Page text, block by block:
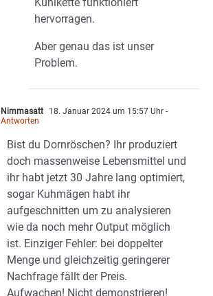
hervorragen.
Aber genau das ist unser
Problem.
Nimmasatt 18. Januar 2024 um 15:57 Uhr -
Antworten
Bist du Dornröschen? Ihr produziert
doch massenweise Lebensmittel und
ihr habt jetzt 30 Jahre lang optimiert,
sogar Kuhmägen habt ihr
aufgeschnitten um zu analysieren
wie da noch mehr Output möglich
ist. Einziger Fehler: bei doppelter
Menge und gleichzeitig geringerer
Nachfrage fällt der Preis.
Aufwachen! Nicht demonstrieren!